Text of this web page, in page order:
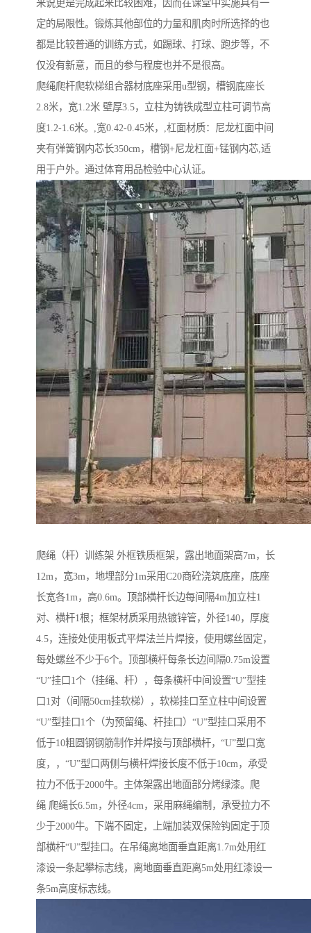
来说更是完成起来比较困难，因而在课堂中实施具有一
定的局限性。锻炼其他部位的力量和肌肉时所选择的也
都是比较普通的训练方式，如踢球、打球、跑步等，不
仅没有新意，而且的参与程度也并不是很高。
爬绳爬杆爬软梯组合器材底座采用u型钢，槽钢底座长
2.8米，宽1.2米 壁厚3.5，立柱为铸铁成型立柱可调节高
度1.2-1.6米。,宽0.42-0.45米，,杠面材质：尼龙杠面中间
夹有弹簧钢内芯长350cm，槽钢+尼龙杠面+锰钢内芯,适
用于户外。通过体育用品检验中心认证。
爬绳（杆）训练架 外框铁质框架，露出地面架高7m，长
12m，宽3m，地埋部分1m采用C20商砼浇筑底座，底座
长宽各1m，高0.6m。顶部横杆长边每间隔4m加立柱1
对、横杆1根；框架材质采用热镀锌管，外径140，厚度
4.5，连接处使用板式平焊法兰片焊接，使用螺丝固定，
每处螺丝不少于6个。顶部横杆每条长边间隔0.75m设置
“U”挂口1个（挂绳、杆），每条横杆中间设置“U”型挂
口1对（间隔50cm挂软梯），软梯挂口至立柱中间设置
“U”型挂口1个（为预留绳、杆挂口）“U”型挂口采用不
低于10粗圆钢钢筋制作并焊接与顶部横杆，“U”型口宽
度，，“U”型口两侧与横杆焊接长度不低于10cm，承受
拉力不低于2000牛。主体架露出地面部分烤绿漆。爬
绳 爬绳长6.5m，外径4cm，采用麻绳编制，承受拉力不
少于2000牛。下端不固定，上端加装双保险钩固定于顶
部横杆“U”型挂口。在吊绳离地面垂直距离1.7m处用红
漆设一条起攀标志线，离地面垂直距离5m处用红漆设一
条5m高度标志线。